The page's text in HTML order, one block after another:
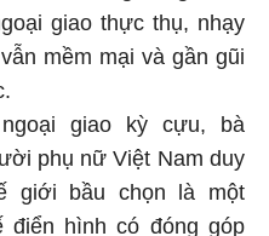
giao thực thụ, nhạy
mềm mại và gần gũi
giao kỳ cựu, bà
phụ nữ Việt Nam duy
giới bầu chọn là một
điển hình có đóng góp